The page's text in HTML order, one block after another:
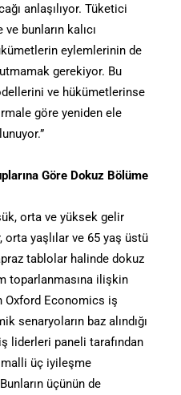
anlaşılıyor. Tüketici
bunların kalıcı
eylemlerinin de
gerekiyor. Bu
ve hükümetlerinse
göre yeniden ele
Göre Dokuz Bölüme
orta ve yüksek gelir
orta yaşlılar ve 65 yaş üstü
tablolar halinde dokuz
toparlanmasına ilişkin
Oxford Economics iş
senaryoların baz alındığı
liderleri paneli tarafından
üç iyileşme
üçünün de